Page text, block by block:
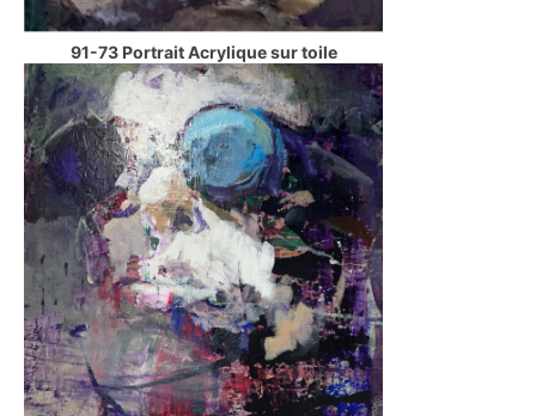
91-73 Portrait Acrylique sur toile